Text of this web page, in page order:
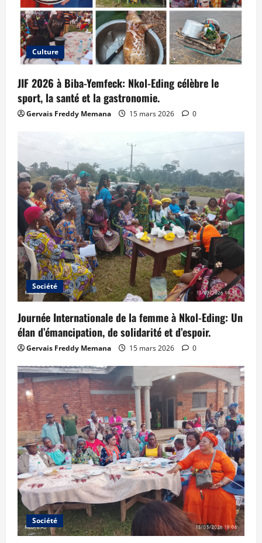
Culture
JIF 2026 à Biba-Yemfeck: Nkol-Eding célèbre le
sport, la santé et la gastronomie.
Gervais Freddy Memana 15 mars 2026 0
Société
Journée Internationale de la femme à Nkol-Eding: Un
élan d’émancipation, de solidarité et d’espoir.
Gervais Freddy Memana 15 mars 2026 0
Société